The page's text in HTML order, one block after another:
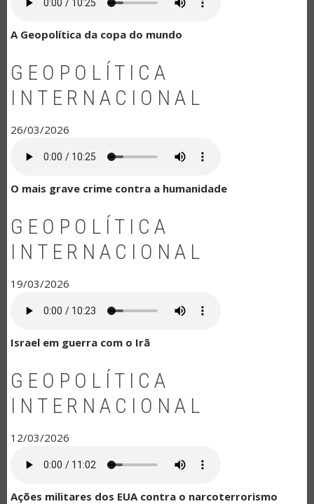
A Geopolítica da copa do mundo
GEOPOLÍTICA
INTERNACIONAL
26/03/2026
O mais grave crime contra a humanidade
GEOPOLÍTICA
INTERNACIONAL
19/03/2026
Israel em guerra com o Irã
GEOPOLÍTICA
INTERNACIONAL
12/03/2026
Ações militares dos EUA contra o narcoterrorismo